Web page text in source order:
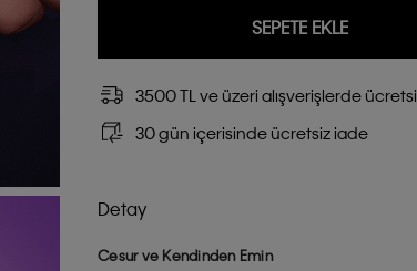
SEPETE EKLE
3500 TL ve üzeri alışverişlerde
30 gün içerisinde ücretsiz iade
Detay
Cesur ve Kendinden Emin